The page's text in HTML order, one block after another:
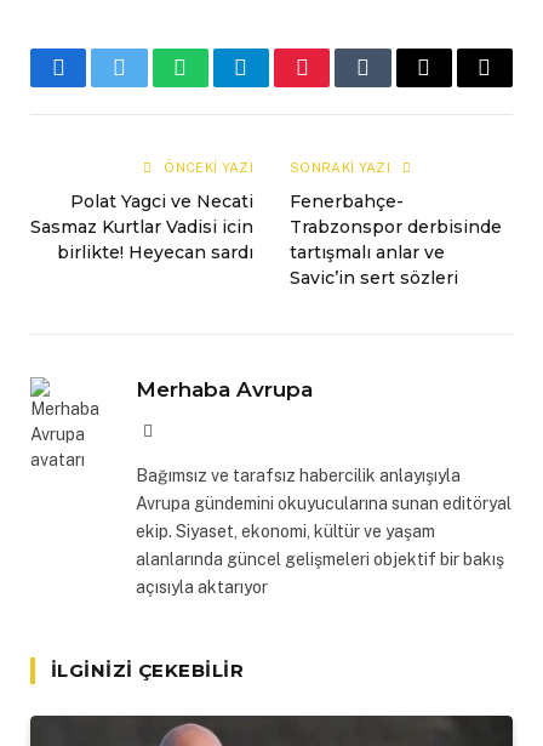
FacebookTwitterWhatsAppTelegramPinterestTumblrE-
Copy
ÖNCEKI YAZI
Polat Yagci ve Necati
Sasmaz Kurtlar Vadisi icin
birlikte! Heyecan sardı
SONRAKI YAZI
Fenerbahçe-
Trabzonspor derbisinde
tartışmalı anlar ve
Savic’in sert sözleri
Merhaba Avrupa
Bağımsız ve tarafsız habercilik anlayışıyla
Avrupa gündemini okuyucularına sunan editöryal
ekip. Siyaset, ekonomi, kültür ve yaşam
alanlarında güncel gelişmeleri objektif bir bakış
açısıyla aktarıyor
İLGINIZI ÇEKEBILIR